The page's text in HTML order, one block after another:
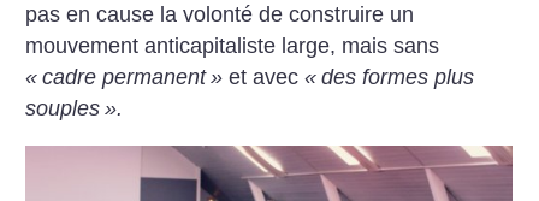
pas en cause la volonté de construire un
mouvement anticapitaliste large, mais sans
« cadre permanent » et avec« des formes plus
souples ».